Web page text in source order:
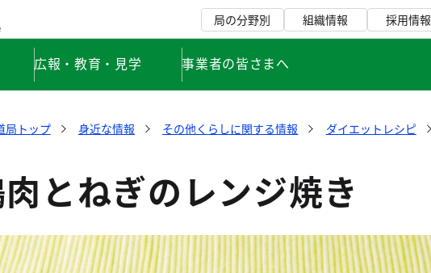
局の分野別 組織情報 採用情報
広報・教育・見学 事業者の皆さまへ
局トップ 身近な情報 その他くらしに関する情報 ダイエットレシピ
とねぎのレンジ焼き